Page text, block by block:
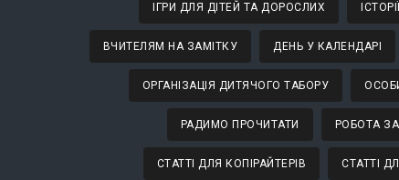
ІГРИ ДЛЯ ДІТЕЙ ТА ДОРОСЛИХ
ВЧИТЕЛЯМ НА ЗАМІТКУ ДЕНЬ У КАЛЕНДАРІ
ОРГАНІЗАЦІЯ ДИТЯЧОГО ТАБОРУ
РАДИМО ПРОЧИТАТИ РОБОТА
СТАТТІ ДЛЯ КОПІРАЙТЕРІВ СТАТТІ